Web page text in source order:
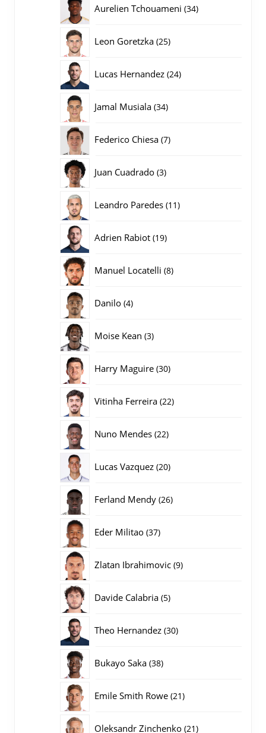
Aurelien Tchouameni 3434
Leon Goretzka 2525
Lucas Hernandez 2424
Jamal Musiala 3434
Federico Chiesa 77
Juan Cuadrado 33
Leandro Paredes 1111
Adrien Rabiot 1919
Manuel Locatelli 88
Danilo 44
Moise Kean 33
Harry Maguire 3030
Vitinha Ferreira 2222
Nuno Mendes 2222
Lucas Vazquez 2020
Ferland Mendy 2626
Eder Militao 3737
Zlatan Ibrahimovic 99
Davide Calabria 55
Theo Hernandez 3030
Bukayo Saka 3838
Emile Smith Rowe 2121
Oleksandr Zinchenko 2121